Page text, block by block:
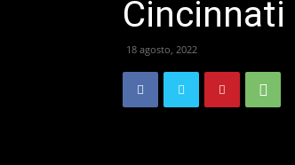
Cincinnati
18 agosto, 2022